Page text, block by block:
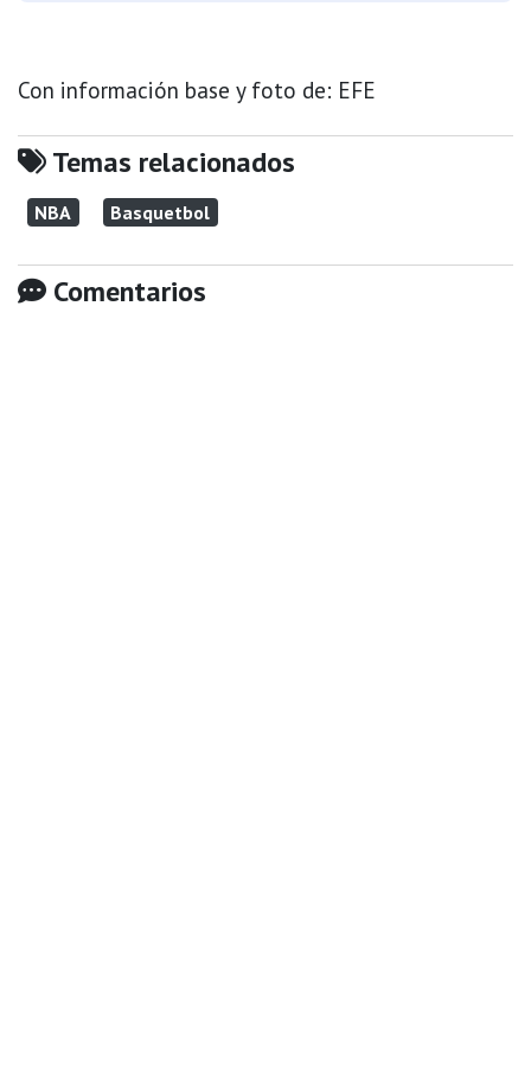
Con información base y foto de: EFE
Temas relacionados
NBA Basquetbol
Comentarios